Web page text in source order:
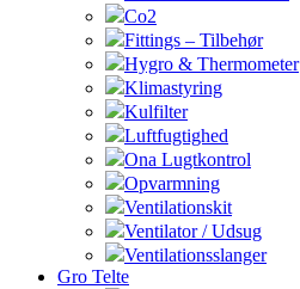
Co2
Fittings – Tilbehør
Hygro & Thermometer
Klimastyring
Kulfilter
Luftfugtighed
Ona Lugtkontrol
Opvarmning
Ventilationskit
Ventilator / Udsug
Ventilationsslanger
Gro Telte